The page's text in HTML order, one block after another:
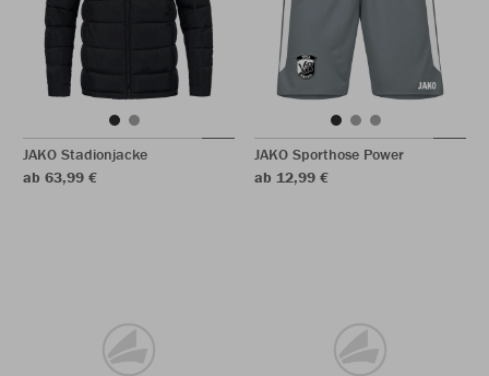
JAKO Stadionjacke
ab 63,99 €
JAKO Sporthose Power
ab 12,99 €